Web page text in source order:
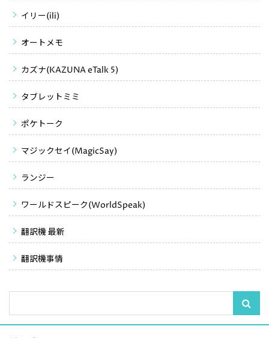
イリー(ili)
オートメモ
カズナ(KAZUNA eTalk 5)
タブレットミミ
ポケトーク
マジックセイ(MagicSay)
ランジー
ワールドスピーク(WorldSpeak)
翻訳機 最新
翻訳機事情